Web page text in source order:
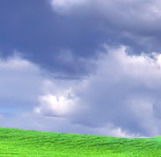
Dr. Göllner
2081
e-mail:
telefonszám:
adószám: